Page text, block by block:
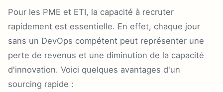
Pour les PME et ETI, la capacité à recruter
rapidement est essentielle. En effet, chaque jour
sans un DevOps compétent peut représenter une
perte de revenus et une diminution de la capacité
d'innovation. Voici quelques avantages d'un
sourcing rapide :